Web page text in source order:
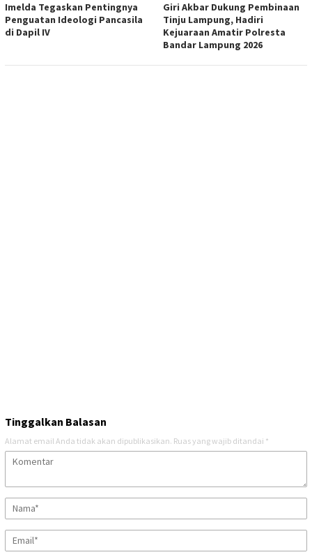
Imelda Tegaskan Pentingnya
Penguatan Ideologi Pancasila
di Dapil IV
Giri Akbar Dukung Pembinaan
Tinju Lampung, Hadiri
Kejuaraan Amatir Polresta
Bandar Lampung 2026
Tinggalkan Balasan
Alamat email Anda tidak akan dipublikasikan. Ruas yang wajib ditandai *